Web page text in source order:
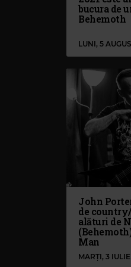
bucura de
Behemoth
LUNI, 5
John
de
alături de
Man
MARȚI, 3